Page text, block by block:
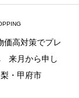
高対策でプレ
来月から申し
・甲府市